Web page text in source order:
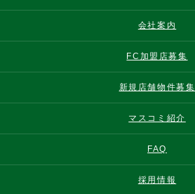
会社案内
FC加盟店募集
新規店舗物件募集
マスコミ紹介
FAQ
採用情報